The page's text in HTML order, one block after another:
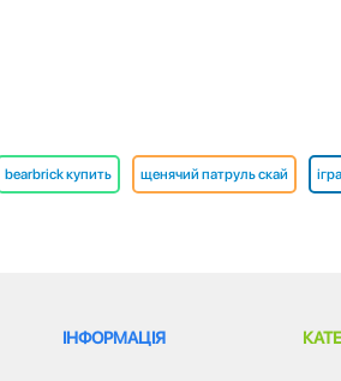
bearbrick купить щенячий патруль скай
ІНФОРМАЦІЯ